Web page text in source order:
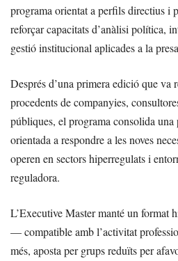
programa orientat a perfils directius i
reforçar capacitats d’anàlisi política,
gestió institucional aplicades a la
Després d’una primera edició que va
procedents de companyies,
públiques, el programa consolida una
orientada a respondre a les noves
operen en sectors hiperregulats i
reguladora.
L’Executive Master manté un
— compatible amb l’activitat
més, aposta per grups reduïts per